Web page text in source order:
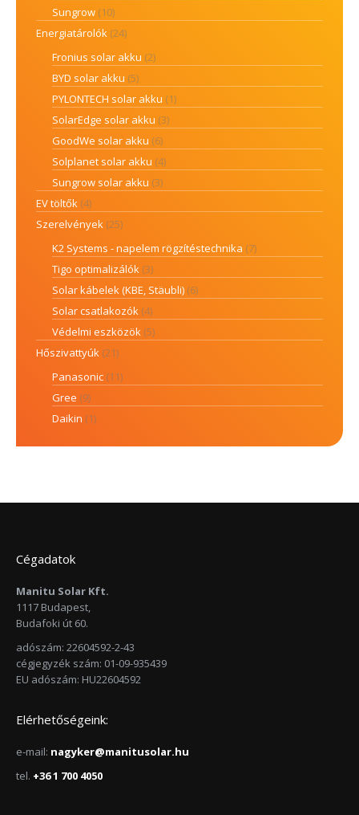
Sungrow (10)
Energiatárolók (24)
Fronius solar akku (2)
BYD solar akku (5)
PYLONTECH solar akku (1)
SolarEdge solar akku (3)
GoodWe solar akku (6)
Solplanet solar akku (4)
Sungrow solar akku (3)
EV töltők (4)
Szerelvények (25)
K2 Systems - napelem rögzítéstechnika (7)
Tigo optimalizálók (3)
Solar kábelek (KBE, Stäubli) (6)
Solar csatlakozók (4)
Védelmi eszközök (5)
Hőszivattyúk (21)
Panasonic (11)
Gree (9)
Daikin (1)
Cégadatok
Manitu Solar Kft.
1117 Budapest,
Budafoki út 60.
adószám: 22604592-2-43
cégjegyzék szám: 01-09-935439
EU adószám: HU22604592
Elérhetőségeink:
e-mail: nagyker@manitusolar.hu
tel. +36 1 700 4050